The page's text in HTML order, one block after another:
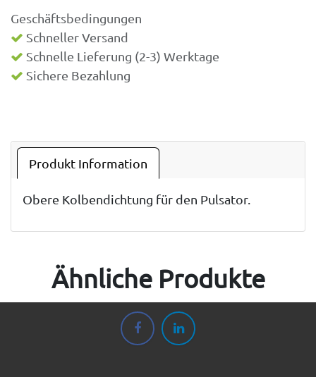
Geschäftsbedingungen
Schneller Versand
Schnelle Lieferung (2-3) Werktage
Sichere Bezahlung
Produkt Information
Obere Kolbendichtung für den Pulsator.
Ähnliche Produkte